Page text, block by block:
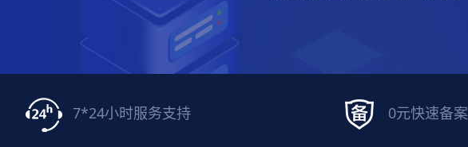
7*24小时服务支持 0元快速备案